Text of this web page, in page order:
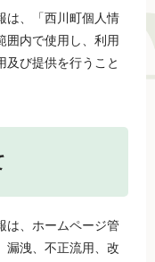
は、「西川町個人情
囲内で使用し、利用
及び提供を行うこと
は、ホームページ管
漏洩、不正流用、改